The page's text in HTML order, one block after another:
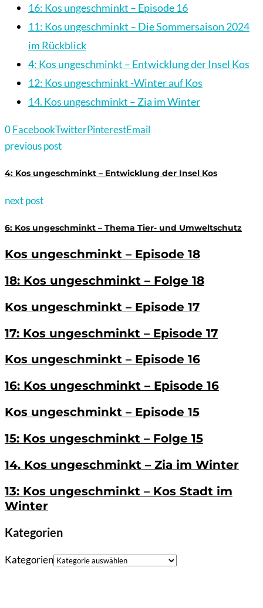
16: Kos ungeschminkt – Episode 16
11: Kos ungeschminkt – Die Sommersaison 2024
im Rückblick
4: Kos ungeschminkt – Entwicklung der Insel Kos
12: Kos ungeschminkt -Winter auf Kos
14. Kos ungeschminkt – Zia im Winter
0FacebookTwitterPinterestEmail
previous post
4: Kos ungeschminkt – Entwicklung der Insel Kos
next post
6: Kos ungeschminkt – Thema Tier- und Umweltschutz
Kos ungeschminkt – Episode 18
18: Kos ungeschminkt – Folge 18
Kos ungeschminkt – Episode 17
17: Kos ungeschminkt – Episode 17
Kos ungeschminkt – Episode 16
16: Kos ungeschminkt – Episode 16
Kos ungeschminkt – Episode 15
15: Kos ungeschminkt – Folge 15
14. Kos ungeschminkt – Zia im Winter
13: Kos ungeschminkt – Kos Stadt im
Winter
Kategorien
Kategorien